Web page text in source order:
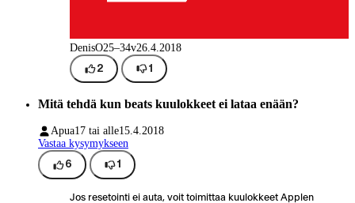
DenisO25–34v26.4.2018
2 1
Mitä tehdä kun beats kuulokkeet ei lataa enään?
Apua17 tai alle15.4.2018
Vastaa kysymykseen
6 1
Jos resetointi ei auta, voit toimittaa kuulokkeet Applen